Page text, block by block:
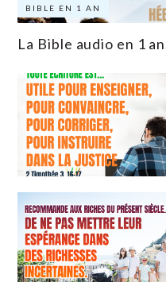
BIBLE EN 1 AN
La Bible audio en 1